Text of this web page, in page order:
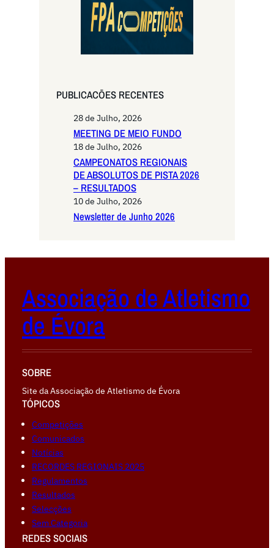
PUBLICACŌES RECENTES
28 de Julho, 2026
MEETING DE MEIO FUNDO
18 de Julho, 2026
CAMPEONATOS REGIONAIS
DE ABSOLUTOS DE PISTA 2026
– RESULTADOS
10 de Julho, 2026
Newsletter de Junho 2026
Associação de Atletismo
de Évora
SOBRE
Site da Associação de Atletismo de Évora
TÓPICOS
Competiçōes
Comunicados
Notícias
RECORDES REGIONAIS 2025
Regulamentos
Resultados
Selecções
Sem Categoria
REDES SOCIAIS